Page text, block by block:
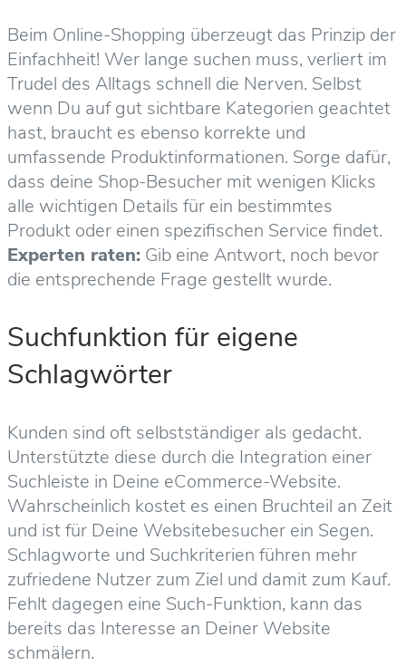
Beim Online-Shopping überzeugt das Prinzip der
Einfachheit! Wer lange suchen muss, verliert im
Trudel des Alltags schnell die Nerven. Selbst
wenn Du auf gut sichtbare Kategorien geachtet
hast, braucht es ebenso korrekte und
umfassende Produktinformationen. Sorge dafür,
dass deine Shop-Besucher mit wenigen Klicks
alle wichtigen Details für ein bestimmtes
Produkt oder einen spezifischen Service findet.
Experten raten: Gib eine Antwort, noch bevor
die entsprechende Frage gestellt wurde.
Suchfunktion für eigene
Schlagwörter
Kunden sind oft selbstständiger als gedacht.
Unterstützte diese durch die Integration einer
Suchleiste in Deine eCommerce-Website.
Wahrscheinlich kostet es einen Bruchteil an Zeit
und ist für Deine Websitebesucher ein Segen.
Schlagworte und Suchkriterien führen mehr
zufriedene Nutzer zum Ziel und damit zum Kauf.
Fehlt dagegen eine Such-Funktion, kann das
bereits das Interesse an Deiner Website
schmälern.